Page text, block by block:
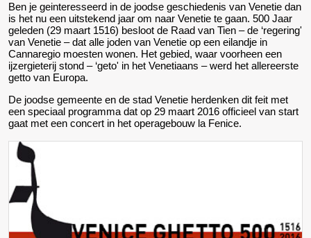
Ben je geinteresseerd in de joodse geschiedenis van Venetie dan
is het nu een uitstekend jaar om naar Venetie te gaan. 500 Jaar
geleden (29 maart 1516) besloot de Raad van Tien – de ‘regering'
van Venetie – dat alle joden van Venetie op een eilandje in
Cannaregio moesten wonen. Het gebied, waar voorheen een
ijzergieterij stond – ‘geto' in het Venetiaans – werd het allereerste
getto van Europa.
De joodse gemeente en de stad Venetie herdenken dit feit met
een speciaal programma dat op 29 maart 2016 officieel van start
gaat met een concert in het operagebouw la Fenice.